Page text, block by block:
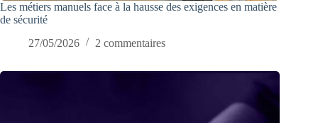
Les métiers manuels face à la hausse des exigences en matière
de sécurité
27/05/2026
2 commentaires